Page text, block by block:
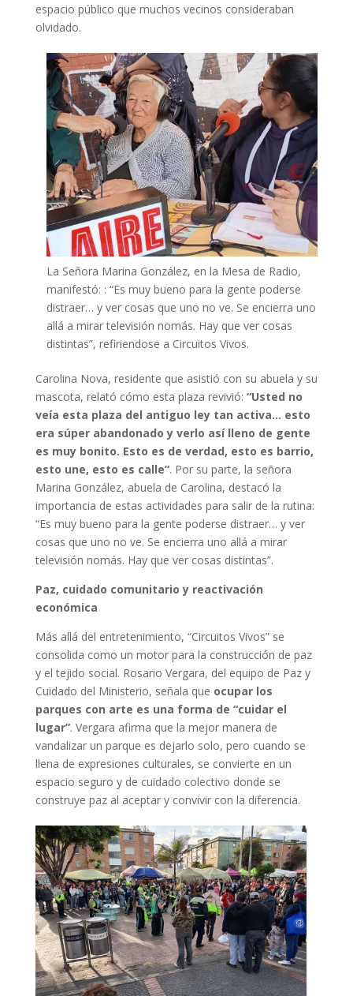
espacio público que muchos vecinos consideraban
olvidado.
La Señora Marina González, en la Mesa de Radio,
manifestó: : “Es muy bueno para la gente poderse
distraer… y ver cosas que uno no ve. Se encierra uno
allá a mirar televisión nomás. Hay que ver cosas
distintas”, refiriendose a Circuitos Vivos.
Carolina Nova, residente que asistió con su abuela y su
mascota, relató cómo esta plaza revivió: “Usted no
veía esta plaza del antiguo ley tan activa… esto
era súper abandonado y verlo así lleno de gente
es muy bonito. Esto es de verdad, esto es barrio,
esto une, esto es calle”. Por su parte, la señora
Marina González, abuela de Carolina, destacó la
importancia de estas actividades para salir de la rutina:
“Es muy bueno para la gente poderse distraer… y ver
cosas que uno no ve. Se encierra uno allá a mirar
televisión nomás. Hay que ver cosas distintas”.
Paz, cuidado comunitario y reactivación
económica
Más allá del entretenimiento, “Circuitos Vivos” se
consolida como un motor para la construcción de paz
y el tejido social. Rosario Vergara, del equipo de Paz y
Cuidado del Ministerio, señala que ocupar los
parques con arte es una forma de “cuidar el
lugar”. Vergara afirma que la mejor manera de
vandalizar un parque es dejarlo solo, pero cuando se
llena de expresiones culturales, se convierte en un
espacio seguro y de cuidado colectivo donde se
construye paz al aceptar y convivir con la diferencia.